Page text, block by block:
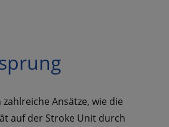
Ansätze, wie die
auf der Stroke Unit durch